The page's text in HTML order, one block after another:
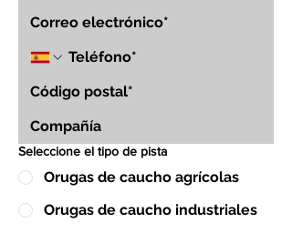
Seleccione el tipo de pista
Orugas de caucho agrícolas
Orugas de caucho industriales